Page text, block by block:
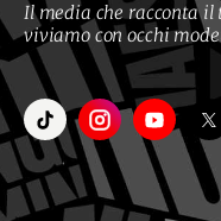
Il media che racconta il
viviamo con occhi